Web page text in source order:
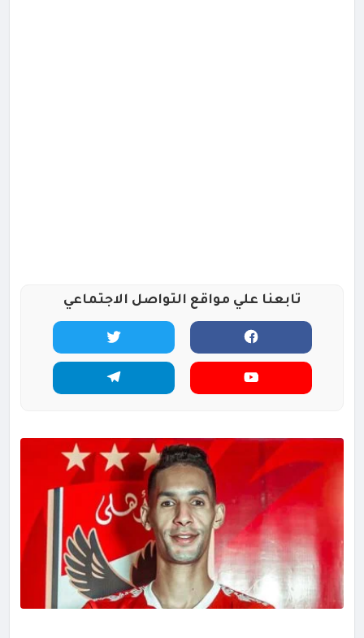
تابعنا علي مواقع التواصل الاجتماعي